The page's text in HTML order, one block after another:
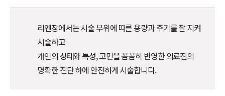
리엔장에서는 시술 부위에 따른 용량과 주기를 잘 지켜
시술하고
개인의 상태와 특성, 고민을 꼼꼼히 반영한 의료진의
명확한 진단 하에 안전하게 시술합니다.